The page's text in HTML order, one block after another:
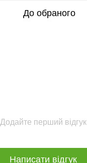
До обраного
Додайте перший відгук
Написати відгук